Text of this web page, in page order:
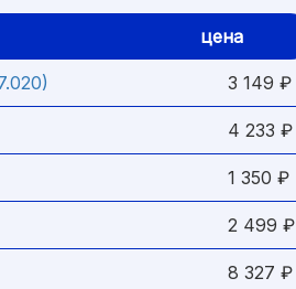
цена
3 149 ₽
4 233 ₽
1 350 ₽
2 499 ₽
8 327 ₽